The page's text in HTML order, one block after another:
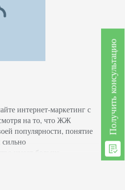
интернет-маркетинг с
на то, что ЖЖ
популярности, понятие
сильно
имеет больше
еще фото, видео в
имеет характер
письма. Реклама в…
Получить консультацию